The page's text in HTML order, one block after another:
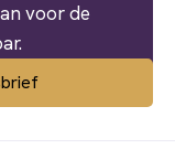
voor de